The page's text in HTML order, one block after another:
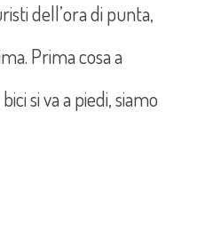
dell’ora di punta,
Prima cosa a
si va a piedi, siamo